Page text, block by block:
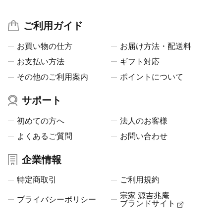
ご利用ガイド
お買い物の仕方
お届け方法・配送料
お支払い方法
ギフト対応
その他のご利用案内
ポイントについて
サポート
初めての方へ
法人のお客様
よくあるご質問
お問い合わせ
企業情報
特定商取引 ご利用規約
プライバシーポリシー
宗家 源吉兆庵
ブランドサイト